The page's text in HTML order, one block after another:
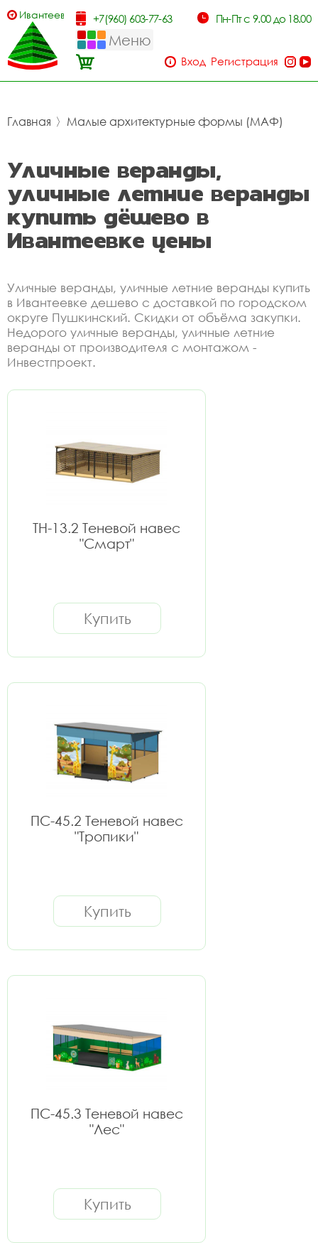
Ивантеевка +7(960) 603-77-63 Пн-Пт с 9.00 до 18.00
Меню
Вход Регистрация
Главная 〉 Малые архитектурные формы (МАФ)
Уличные веранды,
уличные летние веранды
купить дёшево в
Ивантеевке цены
Уличные веранды, уличные летние веранды купить
в Ивантеевке дешево с доставкой по городском
округе Пушкинский. Скидки от объёма закупки.
Недорого уличные веранды, уличные летние
веранды от производителя с монтажом -
Инвестпроект.
ТН-13.2 Теневой навес
"Смарт"
Купить
ПС-45.2 Теневой навес
"Тропики"
Купить
ПС-45.3 Теневой навес
"Лес"
Купить